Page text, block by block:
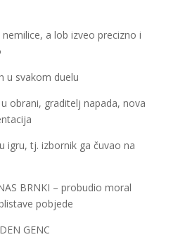
a lob izveo precizno i
u svakom duelu
obrani, graditelj napada, nova
igru, tj. izbornik ga čuvao na
BRNKI – probudio moral
pobjede
GENC